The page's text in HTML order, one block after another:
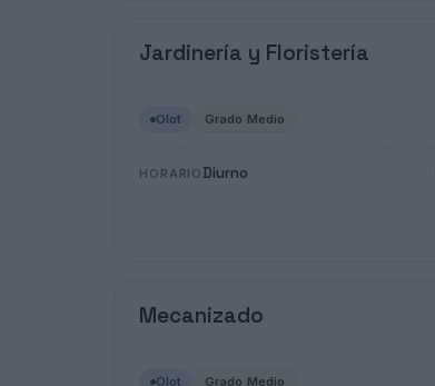
Jardinería y Floristería
Olot Grado Medio
HORARIO Diurno
Mecanizado
Olot Grado Medio